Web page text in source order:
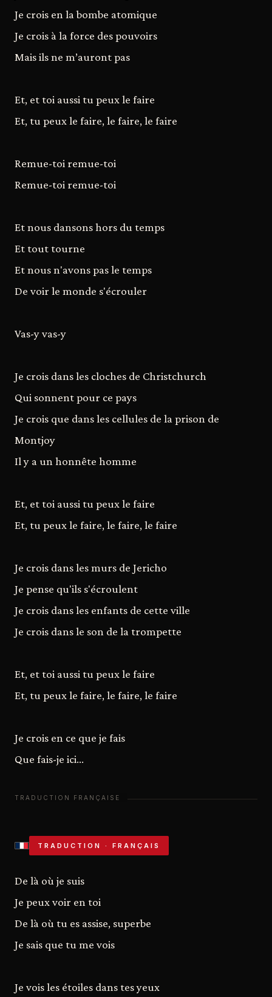
Je crois en la bombe atomique
Je crois à la force des pouvoirs
Mais ils ne m’auront pas
Et, et toi aussi tu peux le faire
Et, tu peux le faire, le faire, le faire
Remue-toi remue-toi
Remue-toi remue-toi
Et nous dansons hors du temps
Et tout tourne
Et nous n'avons pas le temps
De voir le monde s'écrouler
Vas-y vas-y
Je crois dans les cloches de Christchurch
Qui sonnent pour ce pays
Je crois que dans les cellules de la prison de
Montjoy
Il y a un honnête homme
Et, et toi aussi tu peux le faire
Et, tu peux le faire, le faire, le faire
Je crois dans les murs de Jericho
Je pense qu'ils s'écroulent
Je crois dans les enfants de cette ville
Je crois dans le son de la trompette
Et, et toi aussi tu peux le faire
Et, tu peux le faire, le faire, le faire
Je crois en ce que je fais
Que fais-je ici...
TRADUCTION · FRANÇAIS
De là où je suis
Je peux voir en toi
De là où tu es assise, superbe
Je sais que tu me vois
Je vois les étoiles dans tes yeux